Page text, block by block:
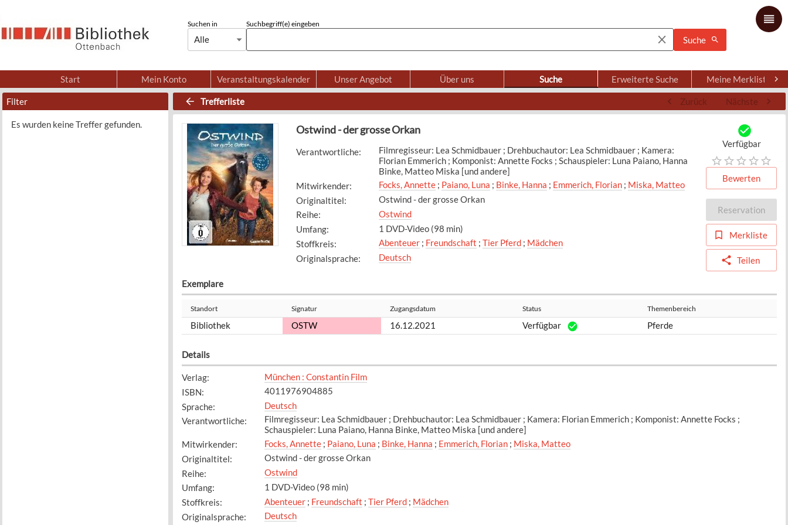
Suchen in
Alle
Suchbegriff(e) eingeben
Suche
Start Mein Konto Veranstaltungskalender Unser Angebot Über uns Suche Erweiterte Suche Meine Merkliste
Filter
Es wurden keine Treffer gefunden.
Trefferliste Zurück Nächste
Ostwind - der grosse Orkan
Verantwortliche:
Filmregisseur: Lea Schmidbauer ; Drehbuchautor: Lea Schmidbauer ; Kamera:
Florian Emmerich ; Komponist: Annette Focks ; Schauspieler: Luna Paiano, Hanna
Binke, Matteo Miska [und andere]
Mitwirkender: Focks, Annette; Paiano, Luna ; Binke, Hanna ; Emmerich, Florian; Miska, Matteo
Originaltitel:
Ostwind - der grosse Orkan
Reihe:
Ostwind
Umfang:
1 DVD-Video (98 min)
Stoffkreis: Abenteuer; Freundschaft ; Tier Pferd; Mädchen
Originalsprache: Deutsch
Verfügbar
Bewerten
Reservation
Merkliste
Teilen
Exemplare
Standort Signatur Zugangsdatum Status Themenbereich
Bibliothek OSTW 16.12.2021 Verfügbar Pferde
Details
Verlag:
München : Constantin Film
ISBN:
4011976904885
Sprache:
Deutsch
Verantwortliche:
Filmregisseur: Lea Schmidbauer ; Drehbuchautor: Lea Schmidbauer ; Kamera: Florian Emmerich ; Komponist: Annette Focks ;
Schauspieler: Luna Paiano, Hanna Binke, Matteo Miska [und andere]
Mitwirkender: Focks, Annette; Paiano, Luna ; Binke, Hanna ; Emmerich, Florian; Miska, Matteo
Originaltitel:
Ostwind - der grosse Orkan
Reihe:
Ostwind
Umfang:
1 DVD-Video (98 min)
Stoffkreis: Abenteuer; Freundschaft ; Tier Pferd; Mädchen
Originalsprache: Deutsch